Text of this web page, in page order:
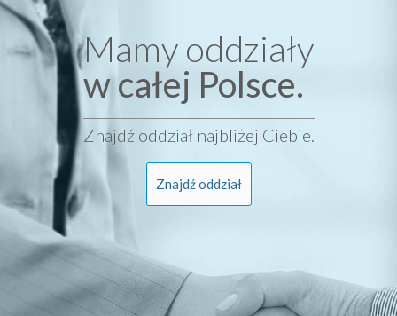
Mamy oddziały
w całej Polsce.
Znajdź oddział najbliżej Ciebie.
Znajdź oddział